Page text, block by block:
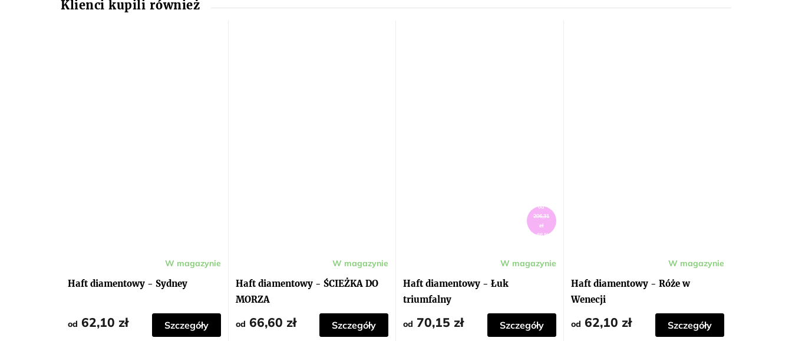
Haft diamentowy - Sydney
W magazynie
od 62,10 zł Szczegóły
Haft diamentowy - ŚCIEŻKA DO
MORZA
W magazynie
od 66,60 zł Szczegóły
od
206,31
zł
–66 %
Haft diamentowy - Łuk
triumfalny
W magazynie
od 70,15 zł Szczegóły
Haft diamentowy - Róże w
Wenecji
W magazynie
od 62,10 zł Szczegóły